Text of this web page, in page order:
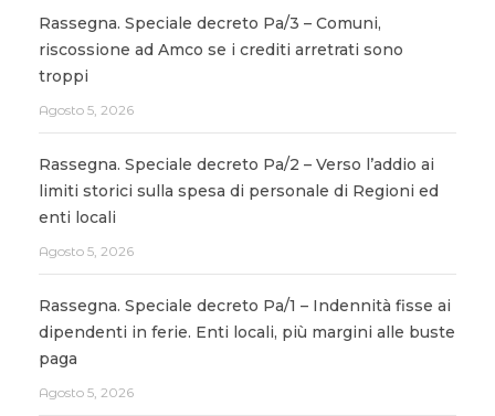
Rassegna. Speciale decreto Pa/3 – Comuni,
riscossione ad Amco se i crediti arretrati sono
troppi
Agosto 5, 2026
Rassegna. Speciale decreto Pa/2 – Verso l’addio ai
limiti storici sulla spesa di personale di Regioni ed
enti locali
Agosto 5, 2026
Rassegna. Speciale decreto Pa/1 – Indennità fisse ai
dipendenti in ferie. Enti locali, più margini alle buste
paga
Agosto 5, 2026